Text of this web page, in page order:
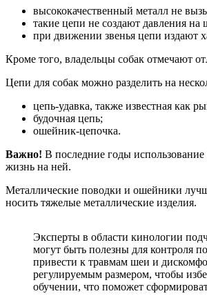
высококачественный металл не
такие цепи не создают давления
при движении звенья цепи издают
Кроме того, владельцы собак отмечают
Цепи для собак можно разделить на
цепь-удавка, также известная как
будочная цепь;
ошейник-цепочка.
Важно! В последние годы
жизнь на ней.
Металлические поводки и ошейники
носить тяжелые металлические изделия.
Эксперты в области кинологии
могут быть полезны для контроля
привести к травмам шеи и
регулируемым размером, чтобы
обучении, что поможет